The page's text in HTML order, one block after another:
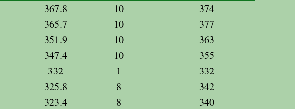
367.8 10
374
365.7 10
377
351.9 10
363
347.4 10
355
332 1
332
325.8 8
342
323.4 8
340